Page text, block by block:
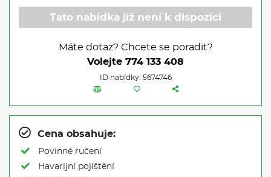
Tato nabídka již není k dispozici
Máte dotaz? Chcete se poradit?
Volejte 774 133 408
ID nabídky: 5674746
Cena obsahuje:
Povinné ručení
Havarijní pojištění